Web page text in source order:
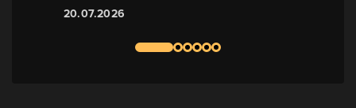
20.07.2026